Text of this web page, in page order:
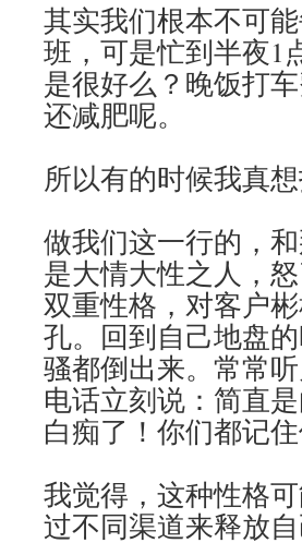
其实我们根本不可
班，可是忙到半夜1
是很好么？晚饭打
还减肥呢。
所以有的时候我真
做我们这一行的，
是大情大性之人，
双重性格，对客户
孔。回到自己地盘
骚都倒出来。常常
电话立刻说：简直
白痴了！你们都记
我觉得，这种性格
过不同渠道来释放